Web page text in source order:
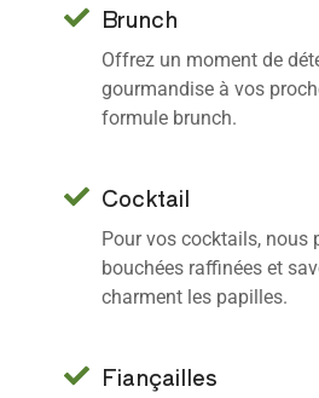
Brunch
Offrez un moment de
gourmandise à vos
formule brunch.
Cocktail
Pour vos cocktails, nous
bouchées raffinées et
charment les papilles.
Fiançailles